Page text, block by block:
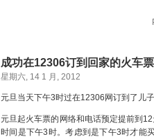
成功在12306订到回家的火车票
星期六, 14 1 月, 2012
元旦当天下午3时过在12306网订到了儿
元旦起火车票的网络和电话预定提前到
时间是下午3时。考虑到是下午3时才能